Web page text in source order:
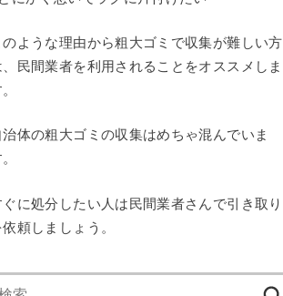
のような理由から粗大ゴミで収集が難しい方
、民間業者を利用されることをオススメしま
治体の粗大ゴミの収集はめちゃ混んでいま
ぐに処分したい人は民間業者さんで引き取り
頼しましょう。